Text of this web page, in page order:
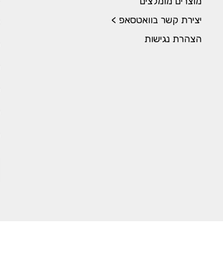
יצירת קשר בוואטסאפ >
הצהרת נגישות